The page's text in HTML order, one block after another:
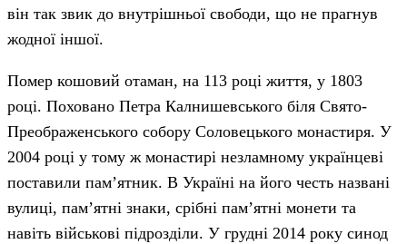
він так звик до внутрішньої свободи, що не прагнув
жодної іншої.
Помер кошовий отаман, на 113 році життя, у 1803
році. Поховано Петра Калнишевського біля Свято-
Преображенського собору Соловецького монастиря. У
2004 році у тому ж монастирі незламному українцеві
поставили пам’ятник. В Україні на його честь названі
вулиці, пам’ятні знаки, срібні пам’ятні монети та
навіть військові підрозділи. У грудні 2014 року синод